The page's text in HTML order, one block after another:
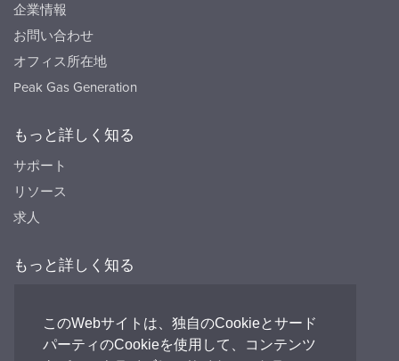
このWebサイトは、独自のCookieとサード
パーティのCookieを使用して、コンテンツ
企業情報
お問い合わせ
オフィス所在地
Peak Gas Generation
もっと詳しく知る
サポート
リソース
求人
もっと詳しく知る
Peak HQ tel:+44 141 812 8100